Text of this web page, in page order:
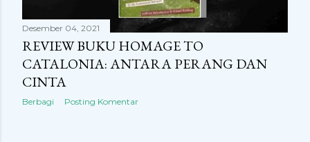
Desember 04, 2021
REVIEW BUKU HOMAGE TO
CATALONIA: ANTARA PERANG DAN
CINTA
Berbagi Posting Komentar